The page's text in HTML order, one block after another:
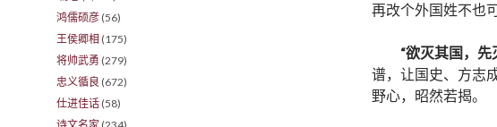
再改个外国姓不也
“欲灭其国，先
谱，让国史、方志
野心，昭然若揭。
鸿儒硕彦 (56)
王侯卿相 (175)
将帅武勇 (279)
忠义循良 (672)
仕进佳话 (58)